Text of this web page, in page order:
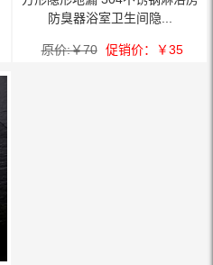
防臭器浴室卫生间隐...
原价:￥70 促销价：￥35